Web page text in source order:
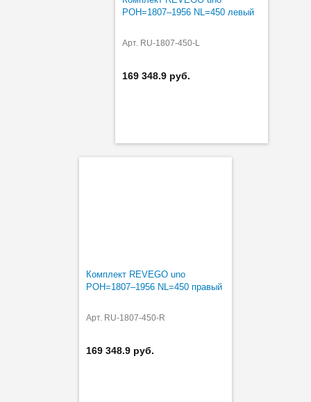
POH=1807–1956 NL=450 левый
Арт. RU-1807-450-L
169 348.9 руб.
Комплект REVEGO uno
POH=1807–1956 NL=450 правый
Арт. RU-1807-450-R
169 348.9 руб.